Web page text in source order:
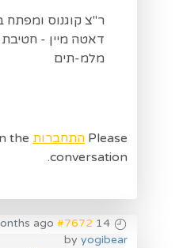
ר"צ קוגנוס ומפתח
מלמ-תים
Please התחברות the
conversation.
14 years 2 months ago
#7672
by yogibear